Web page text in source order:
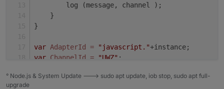
        log (message, channel );
    }
}
var AdapterId = "javascript."+instance;
var ChannelId = "UWZ" ;
var forceInitStates = false;
° Node.js & System Update ---> sudo apt update, iob stop, sudo apt full-
upgrade